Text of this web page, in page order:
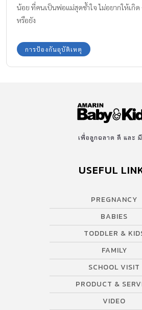
น้อย ที่คนเป็นพ่อแม่สุดช้ำใจ ไม่อยากให้เกิ
หรือยัง
การป้องกันอุบัติเหตุ
เพื่อลูกฉลาด ดี และ
USEFUL
PREGNANCY
BABIES
TODDLER &
FAMILY
SCHOOL VISIT
PRODUCT &
VIDEO